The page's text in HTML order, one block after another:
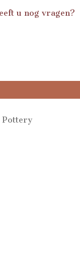
u nog vragen?
Pottery